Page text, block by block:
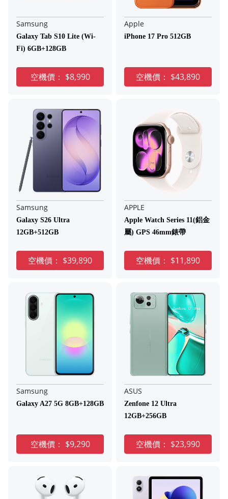
Samsung
Galaxy Tab S10 Lite (Wi-
Fi) 6GB+128GB
空機價： $8,990
Apple
iPhone 17 Pro 512GB
空機價： $43,890
Samsung
Galaxy S26 Ultra
12GB+512GB
空機價： $39,890
APPLE
Apple Watch Series 11(鋁金
屬) GPS 46mm錶帶
空機價： $11,890
Samsung
Galaxy A27 5G 8GB+128GB
空機價： $9,290
ASUS
Zenfone 12 Ultra
12GB+256GB
空機價： $23,990